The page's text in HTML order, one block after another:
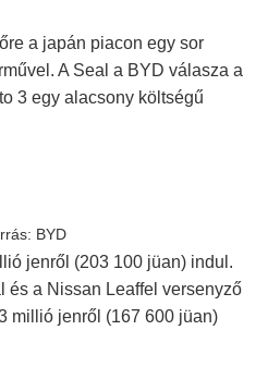
a japán piacon egy sor
A Seal a BYD válasza a
3 egy alacsony költségű
BYD
jenről (203 100 jüan) indul.
és a Nissan Leaffel versenyző
millió jenről (167 600 jüan)